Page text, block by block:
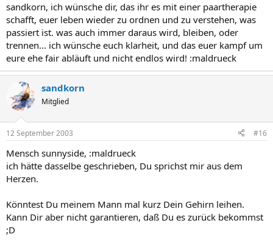
sandkorn, ich wünsche dir, das ihr es mit einer paartherapie
schafft, euer leben wieder zu ordnen und zu verstehen, was
passiert ist. was auch immer daraus wird, bleiben, oder
trennen... ich wünsche euch klarheit, und das euer kampf um
eure ehe fair abläuft und nicht endlos wird! :maldrueck
sandkorn
Mitglied
12 September 2003 #16
Mensch sunnyside, :maldrueck
ich hätte dasselbe geschrieben, Du sprichst mir aus dem
Herzen.
Könntest Du meinem Mann mal kurz Dein Gehirn leihen.
Kann Dir aber nicht garantieren, daß Du es zurück bekommst
;D